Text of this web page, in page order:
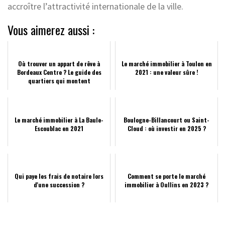
accroître l’attractivité internationale de la ville.
Vous aimerez aussi :
Où trouver un appart de rêve à
Bordeaux Centre ? Le guide des
quartiers qui montent
Le marché immobilier à Toulon en
2021 : une valeur sûre !
Le marché immobilier à La Baule-
Escoublac en 2021
Boulogne-Billancourt ou Saint-
Cloud : où investir en 2025 ?
Qui paye les frais de notaire lors
d'une succession ?
Comment se porte le marché
immobilier à Oullins en 2023 ?